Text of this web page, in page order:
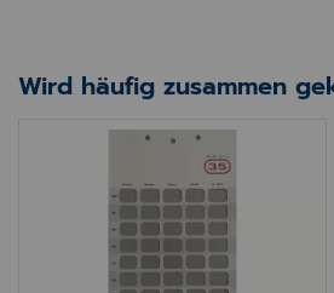
Wird häufig zusammen
Blisterkarte DOSI35, VPE 500